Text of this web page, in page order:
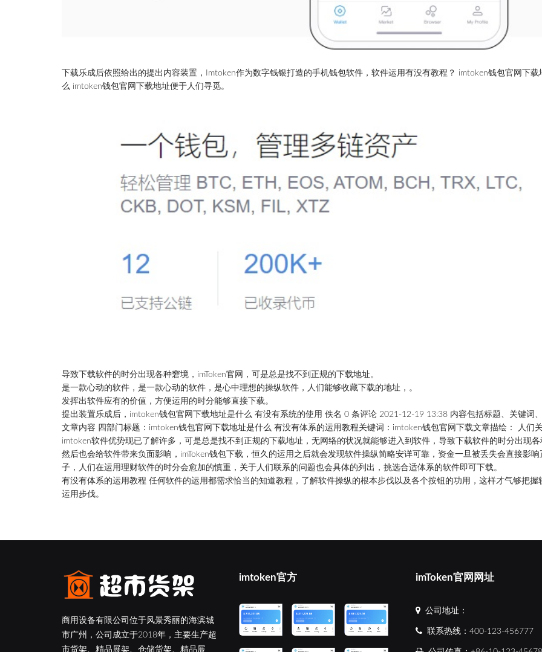
下载乐成后依照给出的提出内容装置，Imtoken作为数字钱银打造的手机钱包软件，软件运用有没有教程？ imtoken钱包官网下载
么 imtoken钱包官网下载地址便于人们寻觅。
导致下载软件的时分出现各种窘境，imToken官网，可是总是找不到正规的下载地址。
是一款心动的软件，是一款心动的软件，是心中理想的操纵软件，人们能够收藏下载的地址，。
发挥出软件应有的价值，方便运用的时分能够直接下载。
提出装置乐成后，imtoken钱包官网下载地址是什么 有没有系统的使用 佚名 0 条评论 2021-12-19 13:38 内容包括标题、关键词
文章内容 四部门标题：imtoken钱包官网下载地址是什么 有没有体系的运用教程关键词：imtoken钱包官网下载文章描绘： 人们
imtoken软件优势现已了解许多，可是总是找不到正规的下载地址，无网络的状况就能够进入到软件，导致下载软件的时分出现
然后也会给软件带来负面影响，imToken钱包下载，恒久的运用之后就会发现软件操纵简略安详可靠，资金一旦被丢失会直接影响
子，人们在运用理财软件的时分会愈加的慎重，关于人们联系的问题也会具体的列出，挑选合适体系的软件即可下载。
有没有体系的运用教程 任何软件的运用都需求恰当的知道教程，了解软件操纵的根本步伐以及各个按钮的功用，这样才气够把握
运用步伐。
商用设备有限公司位于风景秀丽的海滨城
市广州，公司成立于2018年，主要生产超
市货架、精品展架、仓储货架、精品展
imtoken官方 imToken官网网址
公司地址：
联系热线：400-123-456777